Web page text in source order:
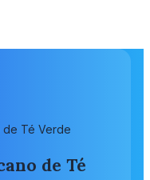
de Té Verde
de Té